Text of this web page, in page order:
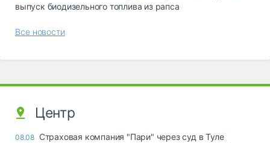
выпуск биодизельного топлива из рапса
Все новости
Центр
08.08 Страховая компания "Пари" через суд в Туле